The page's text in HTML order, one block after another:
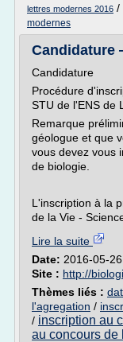
lettres modernes 2016 /
modernes
Candidature
Candidature
Procédure
STU de l'ENS de
Remarque
géologue et que
vous devez vous
de biologie.
L'inscription à la
de la Vie -
Lire la suite
Date: 2016-05-
Site : http://
Thèmes liés :
l'agregation /
/ inscription au
au concours de